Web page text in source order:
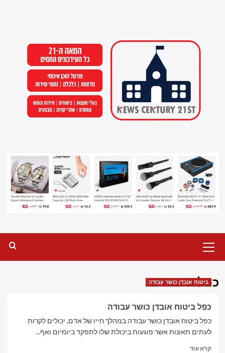
Menu
כפל ביטוחים
ביטוח אובדן כושר עבודה
כפל ביטוח אובדן כושר עבודה
כפל ביטוח אובדן כושר עבודה במהלך חייו של אדם, יכולים לקרות
לעתים תאונות אשר פוגעות ביכולת שלו לתפקד ביומיום ואף...
קרא עודRead